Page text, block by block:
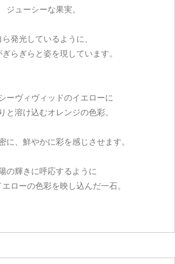
ジューシーな果実。
ら発光しているように、
らぎらと姿を現しています。
ーヴィヴィッドのイエローに
と溶け込むオレンジの色彩。
に、鮮やかに彩を感じさせます。
の輝きに呼応するように
ローの色彩を映し込んだ一石。